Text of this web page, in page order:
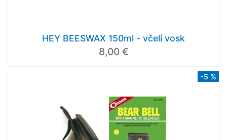
HEY BEESWAX 150ml - včelí vosk
8,00 €
-5 %